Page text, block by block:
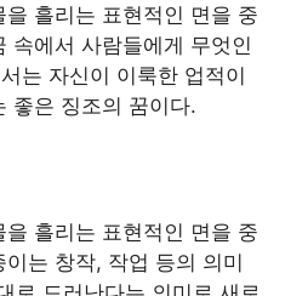
흘리는 표현적인 면을 중
속에서 사람들에게 무엇인
는 자신이 이룩한 업적이
좋은 징조의 꿈이다.
흘리는 표현적인 면을 중
는 창작, 작업 등의 의미